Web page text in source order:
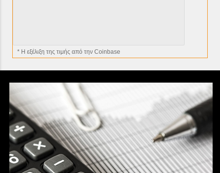
* H εξέλιξη της τιμής από την Coinbase